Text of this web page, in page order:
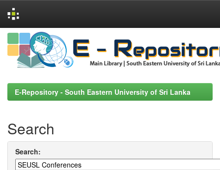
Skip
navigation
E-Repository - South Eastern University of Sri Lanka
Search
Search: